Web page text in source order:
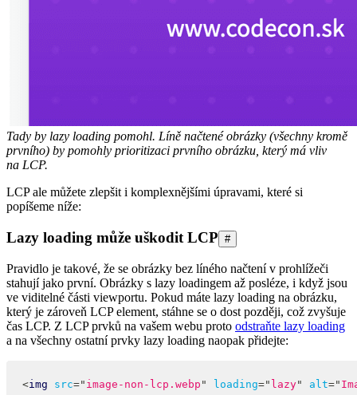
Tady by lazy loading pomohl. Líně načtené obrázky (všechny kromě
prvního) by pomohly prioritizaci prvního obrázku, který má vliv
na LCP.
LCP ale můžete zlepšit i komplexnějšími úpravami, které si
popíšeme níže:
Lazy loading může uškodit LCP #
Pravidlo je takové, že se obrázky bez líného načtení v prohlížeči
stahují jako první. Obrázky s lazy loadingem až posléze, i když jsou
ve viditelné části viewportu. Pokud máte lazy loading na obrázku,
který je zároveň LCP element, stáhne se o dost později, což zvyšuje
čas LCP. Z LCP prvků na vašem webu proto odstraňte lazy loading
a na všechny ostatní prvky lazy loading naopak přidejte:
<img src=" image-non-lcp.webp " loading=" lazy" alt="